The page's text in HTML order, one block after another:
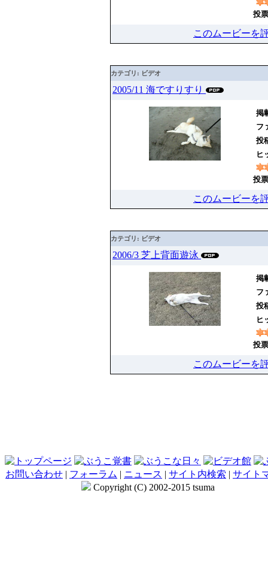
投
このムービーを
カテゴリ: ビデオ
2005/11 海ですりすり
掲
フ
投
ヒ
投
このムービーを
カテゴリ: ビデオ
2006/3 芝上背面遊泳
掲
フ
投
ヒ
投
このムービーを
お問い合わせ | フォーラム | ニュース | サイト内検索 | サイト
Copyright (C) 2002-2015 tsuma